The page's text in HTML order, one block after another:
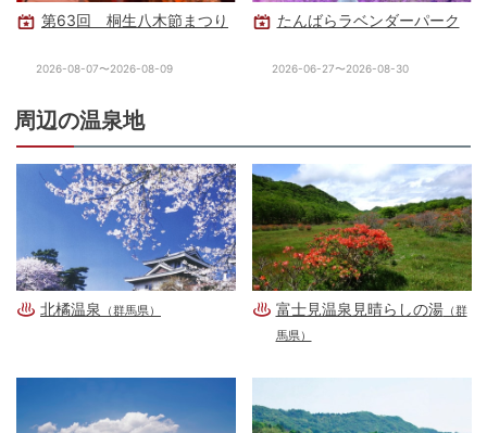
第63回 桐生八木節まつり
2026-08-07〜2026-08-09
たんばらラベンダーパーク
2026-06-27〜2026-08-30
周辺の温泉地
北橘温泉 （群馬県） 富士見温泉見晴らしの湯（群
馬県）